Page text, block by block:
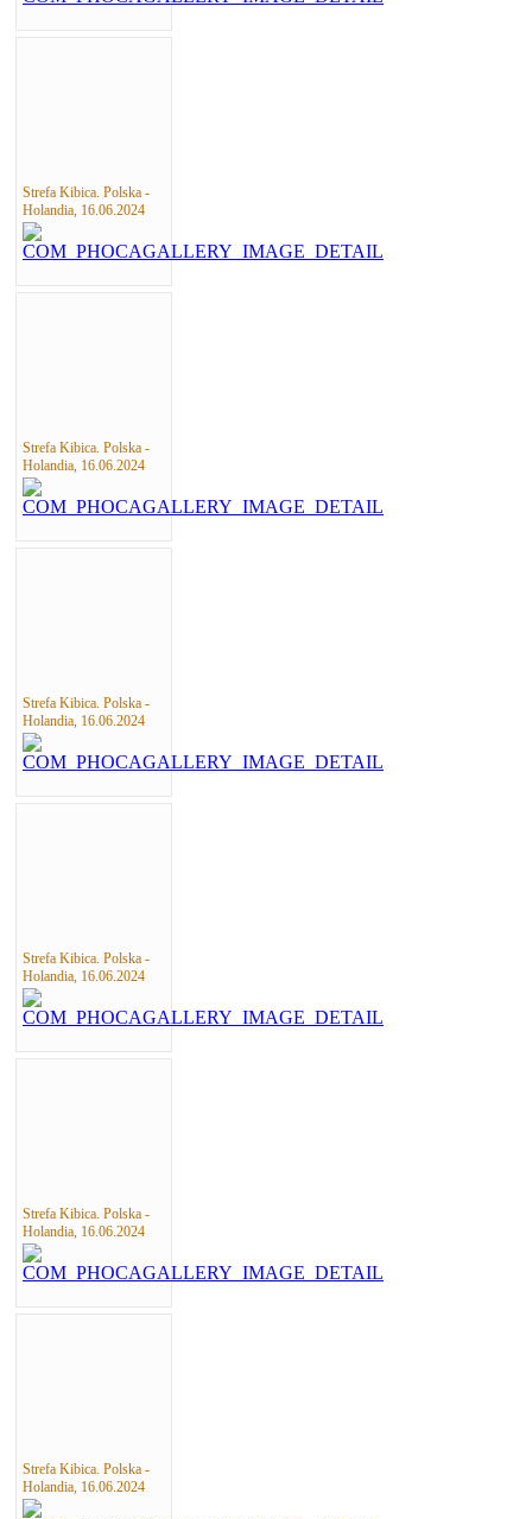
Strefa Kibica. Polska -
Holandia, 16.06.2024
Strefa Kibica. Polska -
Holandia, 16.06.2024
Strefa Kibica. Polska -
Holandia, 16.06.2024
Strefa Kibica. Polska -
Holandia, 16.06.2024
Strefa Kibica. Polska -
Holandia, 16.06.2024
Strefa Kibica. Polska -
Holandia, 16.06.2024